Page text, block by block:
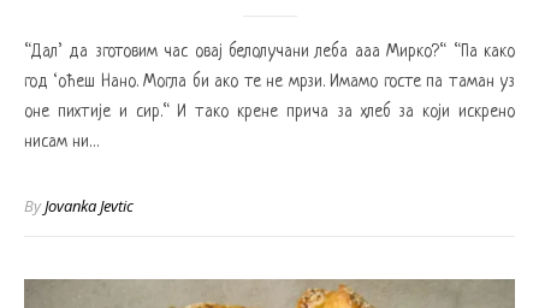
“Дал’ да зготовим час овај белолучани леба ааа Мирко?“ “Па како
год ‘оћеш Нано. Могла би ако те не мрзи. Имамо госте па таман уз
оне пихтије и сир.“ И тако крене прича за хлеб за који искрено
нисам ни…
ByJovanka Jevtic